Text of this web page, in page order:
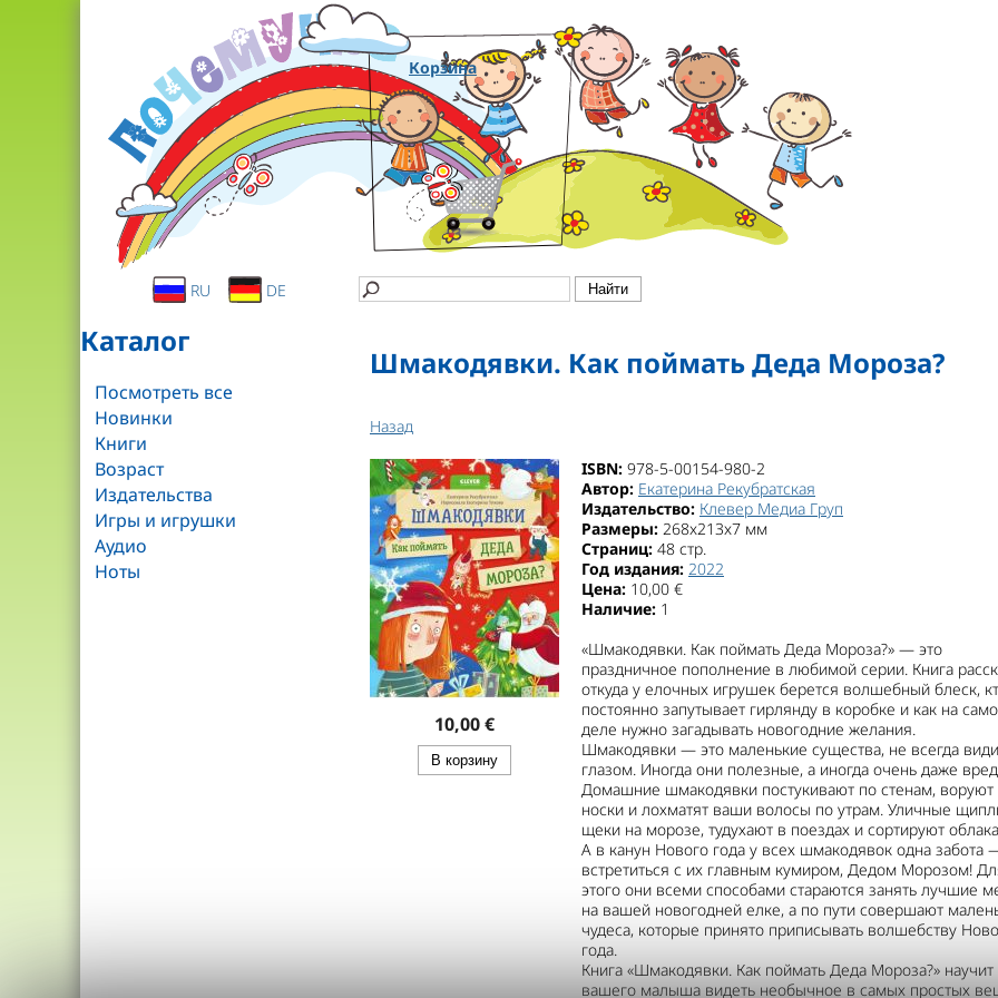
Корзина
RU DE
Каталог
Посмотреть все
Новинки
Книги
Возраст
Издательства
Игры и игрушки
Аудио
Ноты
Шмакодявки. Как поймать Деда Мороза?
Назад
10,00 €
ISBN: 978-5-00154-980-2
Автор: Екатерина Рекубратская
Издательство: Клевер Медиа Груп
Размеры: 268x213x7 мм
Страниц: 48 стр.
Год издания: 2022
Цена: 10,00 €
Наличие: 1
«Шмакодявки. Как поймать Деда Мороза?» — это
праздничное пополнение в любимой серии. Книга
откуда у елочных игрушек берется волшебный блеск,
постоянно запутывает гирлянду в коробке и как на
деле нужно загадывать новогодние желания.
Шмакодявки — это маленькие существа, не всегда
глазом. Иногда они полезные, а иногда очень даже
Домашние шмакодявки постукивают по стенам, воруют
носки и лохматят ваши волосы по утрам. Уличные
щеки на морозе, тудухают в поездах и сортируют
А в канун Нового года у всех шмакодявок одна забота
встретиться с их главным кумиром, Дедом Морозом!
этого они всеми способами стараются занять лучшие
на вашей новогодней елке, а по пути совершают
чудеса, которые принято приписывать волшебству
года.
Книга «Шмакодявки. Как поймать Деда Мороза?» научит
вашего малыша видеть необычное в самых простых